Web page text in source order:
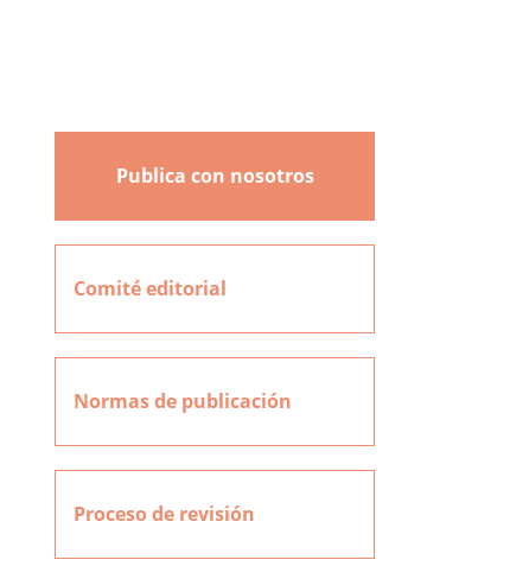
Publica con nosotros
Comité editorial
Normas de publicación
Proceso de revisión